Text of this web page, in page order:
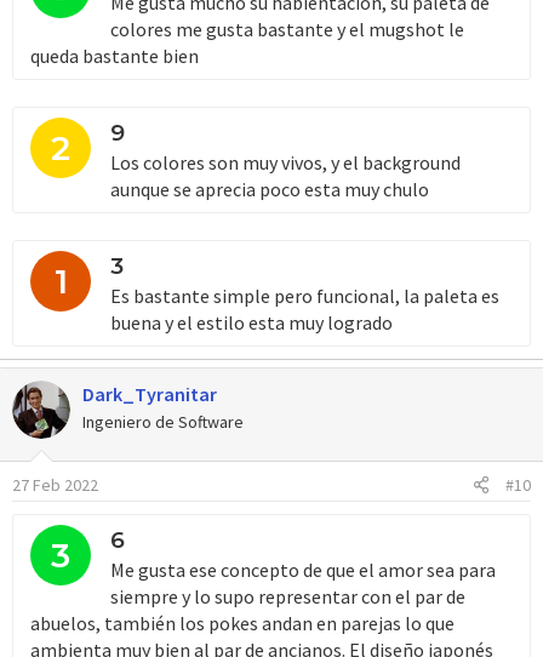
colores me gusta bastante y el mugshot le
queda bastante bien
2 9
Los colores son muy vivos, y el background
aunque se aprecia poco esta muy chulo
1 3
Es bastante simple pero funcional, la paleta es
buena y el estilo esta muy logrado
Dark_Tyranitar
Ingeniero de Software
27 Feb 2022 #10
3 6
Me gusta ese concepto de que el amor sea para
siempre y lo supo representar con el par de
abuelos, también los pokes andan en parejas lo que
ambienta muy bien al par de ancianos. El diseño japonés